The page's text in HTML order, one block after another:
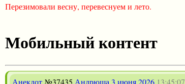
Перезимовали весну, перевеснуем и лето.
Мобильный контент
Анекдот№37435 Андрюша 3 июня 2026 13:45:07